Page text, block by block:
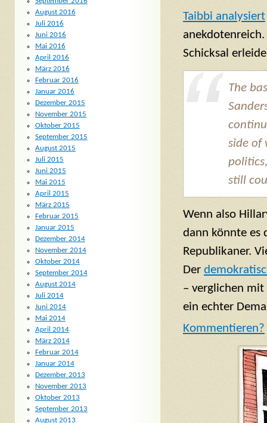
Taibbi analysiert
Schicksal
The
side of
still
Wenn also
dann könnte es
Republikaner.
Der
– verglichen
ein echter
Kommentieren?
August 2016
Juli 2016
Juni 2016
Mai 2016
April 2016
März 2016
Februar 2016
Januar 2016
Dezember 2015
November 2015
Oktober 2015
September 2015
August 2015
Juli 2015
Juni 2015
Mai 2015
April 2015
März 2015
Februar 2015
Januar 2015
Dezember 2014
November 2014
Oktober 2014
September 2014
August 2014
Juli 2014
Juni 2014
Mai 2014
April 2014
März 2014
Februar 2014
Januar 2014
Dezember 2013
November 2013
Oktober 2013
September 2013
August 2013